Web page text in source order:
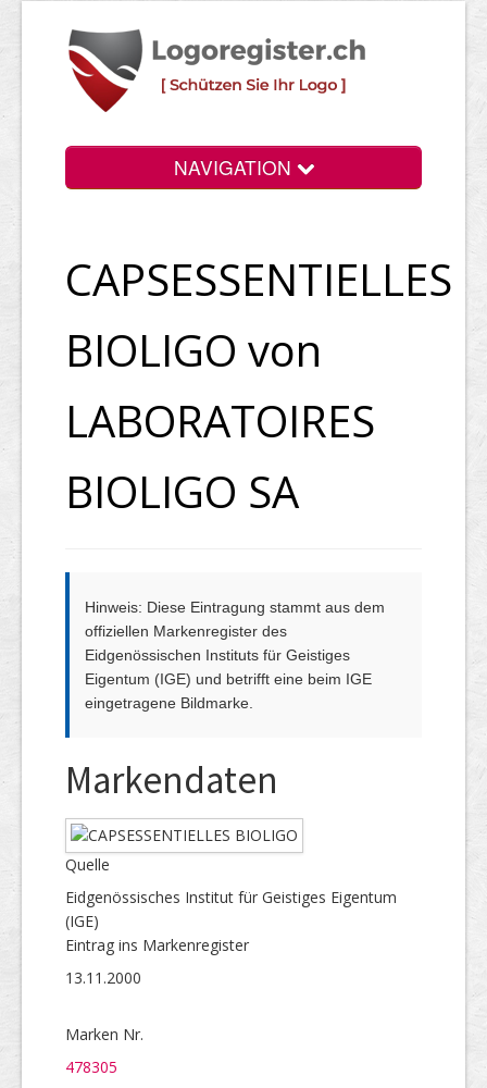
NAVIGATION
Login
Preise
Rechtliche Infos
CAPSESSENTIELLES
BIOLIGO von
LABORATOIRES
BIOLIGO SA
Hinweis: Diese Eintragung stammt aus dem
offiziellen Markenregister des
Eidgenössischen Instituts für Geistiges
Eigentum (IGE) und betrifft eine beim IGE
eingetragene Bildmarke.
Markendaten
Quelle
Eidgenössisches Institut für Geistiges Eigentum
(IGE)
Eintrag ins Markenregister
13.11.2000
Marken Nr.
478305